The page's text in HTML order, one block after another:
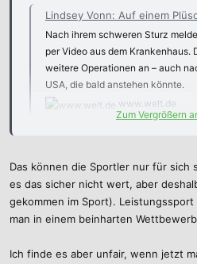
Lindsey Vonn: Auf einem Plüsch-Hai liegend berichtet
Nach ihrem schweren Sturz
per Video aus dem
weitere Operationen an – auch
USA, die bald anstehen könnte.
www.welt.de
Vonn. War es das wirklich wert?
Zum Vergrößern
Das können die Sportler nur für sich
es das sicher nicht wert, aber
gekommen im Sport).
man in einem beinharten
Ich finde es aber unfair, wenn jetzt